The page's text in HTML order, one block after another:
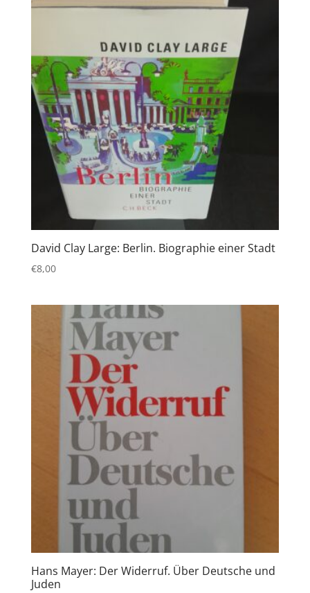
David Clay Large: Berlin. Biographie einer Stadt
€8,00
Hans Mayer: Der Widerruf. Über Deutsche und
Juden